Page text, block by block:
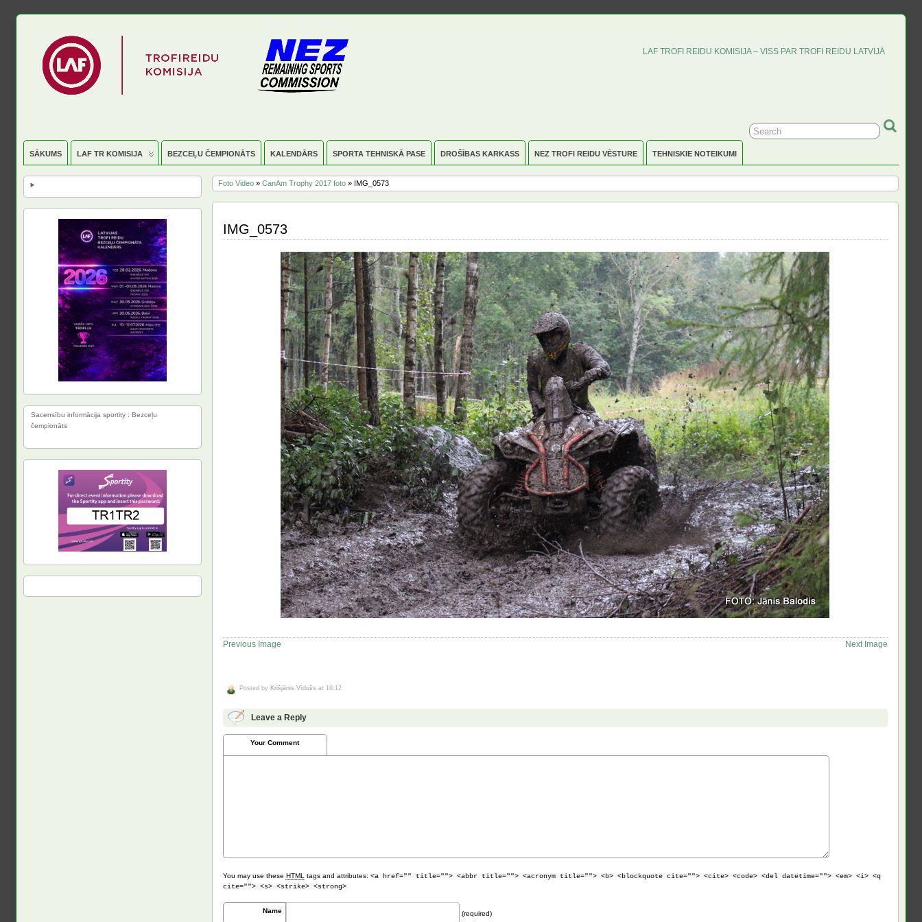
LAF TROFI REIDU KOMISIJA – VISS PAR TROFI REIDU LATVIJĀ
SĀKUMS LAF TR KOMISIJA BEZCEĻU ČEMPIONĀTS KALENDĀRS SPORTA TEHNISKĀ PASE DROŠĪBAS KARKASS NEZ TROFI REIDU VĒSTURE TEHNISKIE NOTEIKUMI
Foto Video» CanAm Trophy 2017 foto» IMG_0573
IMG_0573
Previous Image Next Image
Posted by Krišjānis Vīdušs at 16:12
Leave a Reply
Your Comment
You may use these HTML tags and attributes: <a href="" title=""> <abbr title=""> <acronym title=""> <b> <blockquote cite=""> <cite> <code> <del datetime=""> <em> <i> <q
cite=""> <s> <strike> <strong>
Name (required)
Sacensību informācija sportity : Bezceļu
čempionāts